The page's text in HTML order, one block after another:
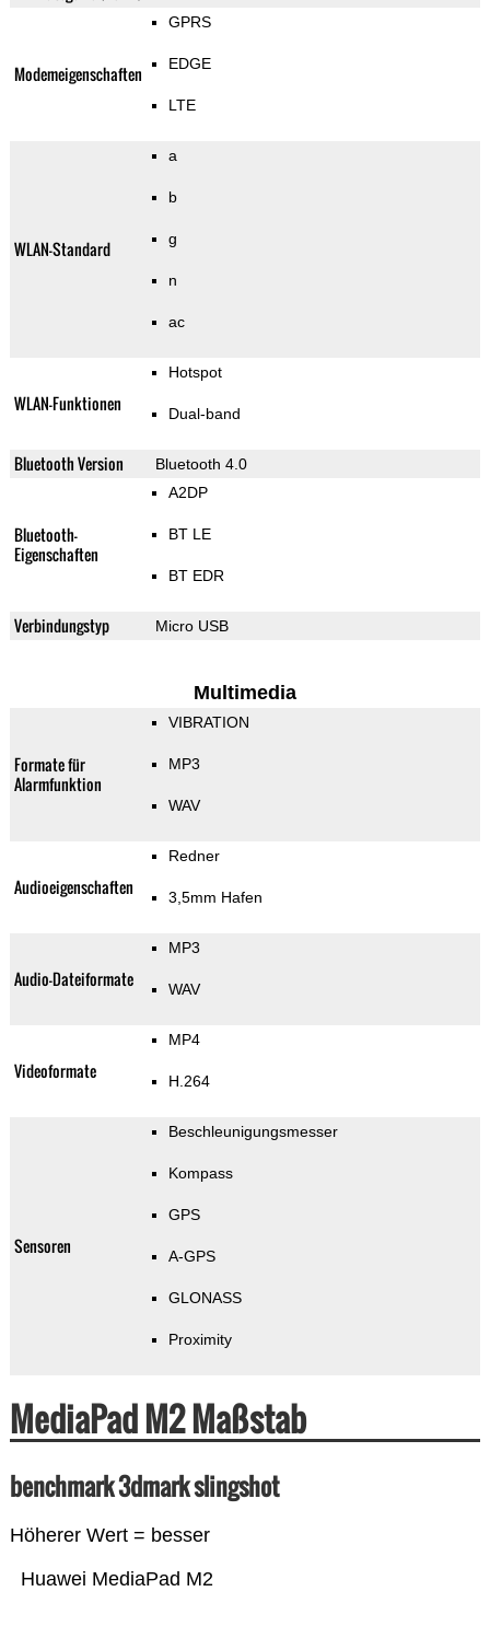
Modemeigenschaften
GPRS
EDGE
LTE
WLAN-Standard
a
b
g
n
ac
WLAN-Funktionen
Hotspot
Dual-band
Bluetooth Version Bluetooth 4.0
Bluetooth-
Eigenschaften
A2DP
BT LE
BT EDR
Verbindungstyp Micro USB
Multimedia
Formate für
Alarmfunktion
VIBRATION
MP3
WAV
Audioeigenschaften
Redner
3,5mm Hafen
Audio-Dateiformate
MP3
WAV
Videoformate
MP4
H.264
Sensoren
Beschleunigungsmesser
Kompass
GPS
A-GPS
GLONASS
Proximity
MediaPad M2 Maßstab
benchmark 3dmark slingshot
Höherer Wert = besser
Huawei MediaPad M2